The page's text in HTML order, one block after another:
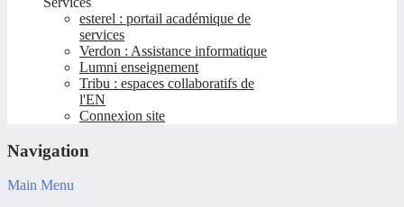
esterel : portail académique de
services
Verdon : Assistance informatique
Lumni enseignement
Tribu : espaces collaboratifs de
l'EN
Connexion site
Navigation
Main Menu